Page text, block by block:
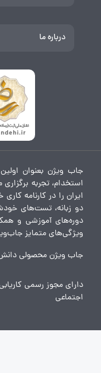
درباره ما
جاب ویژن بعنوان
استخدام، تجربه
ایران را در کارنامه
دو زبانه، تست‌های
دوره‌های آموزشی و
ویژگی‌های متمایز
جاب ویژن محصولی
دارای مجوز رسمی
اجتماعی